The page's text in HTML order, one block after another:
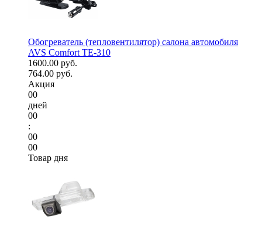
Обогреватель (тепловентилятор) салона автомобиля
AVS Comfort TE-310
1600.00 руб.
764.00 руб.
Акция
00
дней
00
:
00
00
Товар дня